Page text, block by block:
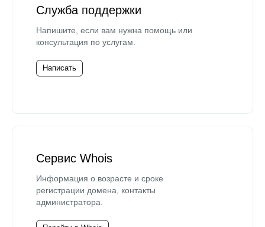
Служба поддержки
Напишите, если вам нужна помощь или
консультация по услугам.
Написать
Сервис Whois
Информация о возрасте и сроке
регистрации домена, контакты
администратора.